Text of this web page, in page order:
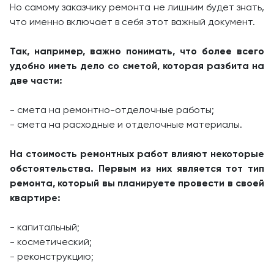
Но самому заказчику ремонта не лишним будет знать,
что именно включает в себя этот важный документ.
Так, например, важно понимать, что более всего
удобно иметь дело со сметой, которая разбита на
две части:
- смета на ремонтно-отделочные работы;
- смета на расходные и отделочные материалы.
На стоимость ремонтных работ влияют некоторые
обстоятельства. Первым из них является тот тип
ремонта, который вы планируете провести в своей
квартире:
- капитальный;
- косметический;
- реконструкцию;